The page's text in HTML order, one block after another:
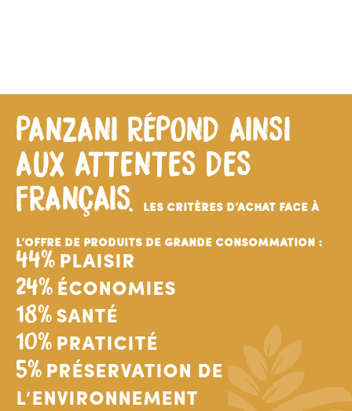
PANZANI RÉPOND AINSI
AUX ATTENTES DES
FRANÇAIS.
LES CRITÈRES D’ACHAT FACE À
L’OFFRE DE PRODUITS DE GRANDE CONSOMMATION :
44% plaisir
24% Économies
18% santé
10% praticité
5% préservation de
l’environnement